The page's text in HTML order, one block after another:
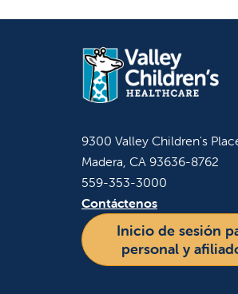
9300 Valley Children's
Madera, CA 93636-8762
559-353-3000
Contáctenos
Inicio de sesión
personal y